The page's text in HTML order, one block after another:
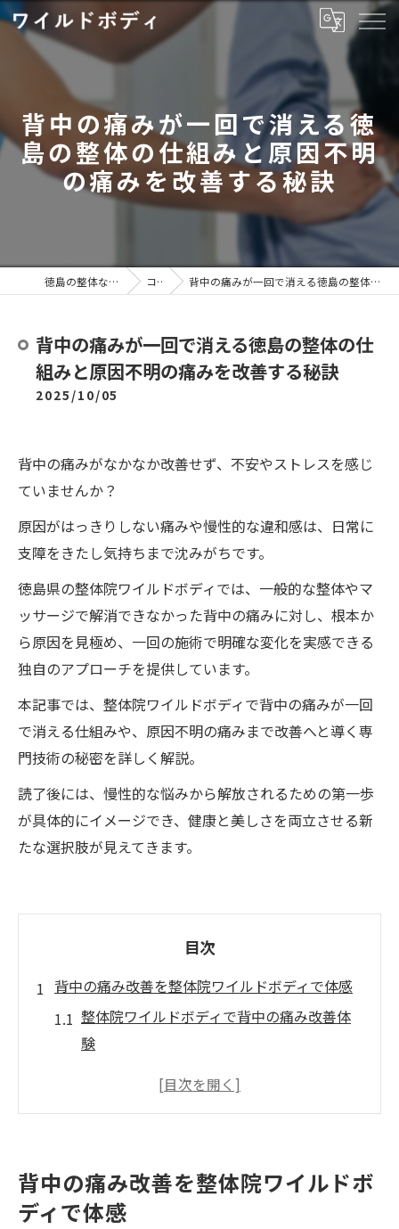
背中の痛みが一回で消える徳
島の整体の仕組みと原因不明
の痛みを改善する秘訣
徳島の整体ならワイルドボディ コラム 背中の痛みが一回で消える徳島の整体の仕組みと原因不明の痛みを改善する秘訣
背中の痛みが一回で消える徳島の整体の仕
組みと原因不明の痛みを改善する秘訣
2025/10/05
背中の痛みがなかなか改善せず、不安やストレスを感じ
ていませんか？
原因がはっきりしない痛みや慢性的な違和感は、日常に
支障をきたし気持ちまで沈みがちです。
徳島県の整体院ワイルドボディでは、一般的な整体やマ
ッサージで解消できなかった背中の痛みに対し、根本か
ら原因を見極め、一回の施術で明確な変化を実感できる
独自のアプローチを提供しています。
本記事では、整体院ワイルドボディで背中の痛みが一回
で消える仕組みや、原因不明の痛みまで改善へと導く専
門技術の秘密を詳しく解説。
読了後には、慢性的な悩みから解放されるための第一歩
が具体的にイメージでき、健康と美しさを両立させる新
たな選択肢が見えてきます。
目次
背中の痛み改善を整体院ワイルドボディで体感
整体院ワイルドボディで背中の痛み改善体
験
一回の施術で背中の痛みが消える秘密
効な理由
痛みの原因に整体院ワイルドボディが根本
背中の痛み改善を整体院ワイルドボ
ディで体感